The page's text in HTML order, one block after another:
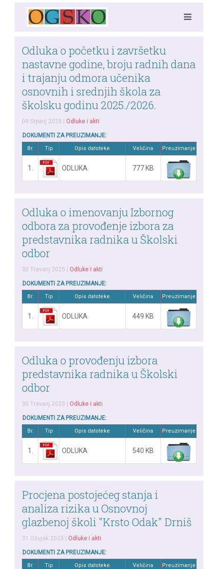
Odluka o početku i završetku
nastavne godine, broju radnih dana
i trajanju odmora učenika
osnovnih i srednjih škola za
školsku godinu 2025./2026.
09 Srpanj 2025 Odluke i akti
DOKUMENTI ZA PREUZIMANJE:
Br. Tip Opis datoteke Veličina Preuzimanje
1. ODLUKA 777 KB
Odluka o imenovanju Izbornog
odbora za provođenje izbora za
predstavnika radnika u Školski
odbor
30 Travanj 2025 Odluke i akti
DOKUMENTI ZA PREUZIMANJE:
Br. Tip Opis datoteke Veličina Preuzimanje
1. ODLUKA 449 KB
Odluka o provođenju izbora
predstavnika radnika u Školski
odbor
30 Travanj 2025 Odluke i akti
DOKUMENTI ZA PREUZIMANJE:
Br. Tip Opis datoteke Veličina Preuzimanje
1. ODLUKA 540 KB
Procjena postojećeg stanja i
analiza rizika u Osnovnoj
glazbenoj školi "Krsto Odak" Drniš
31 Ožujak 2025 Odluke i akti
DOKUMENTI ZA PREUZIMANJE:
Br. Tip Opis datoteke Veličina Preuzimanje